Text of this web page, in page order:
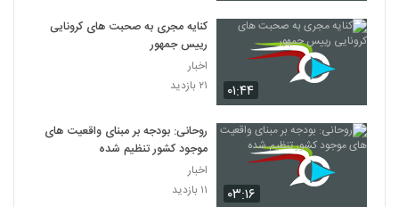
۰۱:۴۴
کنایه مجری به صحبت های کرونایی
رییس جمهور
اخبار
۲۱ بازدید
۰۳:۱۶
روحانی: بودجه بر مبنای واقعیت های
موجود کشور تنظیم شده
اخبار
۱۱ بازدید